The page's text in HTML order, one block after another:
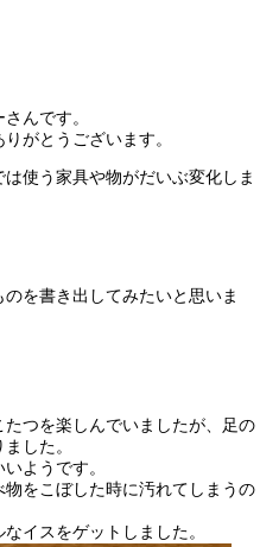
んです。
がとうございます。
使う家具や物がだいぶ変化しま
を書き出してみたいと思いま
つを楽しんでいましたが、足の
した。
ようです。
をこぼした時に汚れてしまうの
イスをゲットしました。